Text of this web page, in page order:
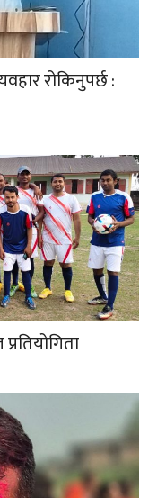
रोकिनुपर्छ :